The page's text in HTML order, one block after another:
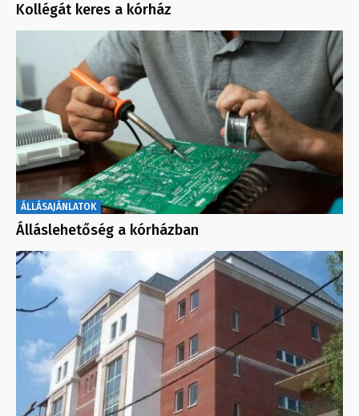
Kollégát keres a kórház
ÁLLÁSAJÁNLATOK
Álláslehetőség a kórházban